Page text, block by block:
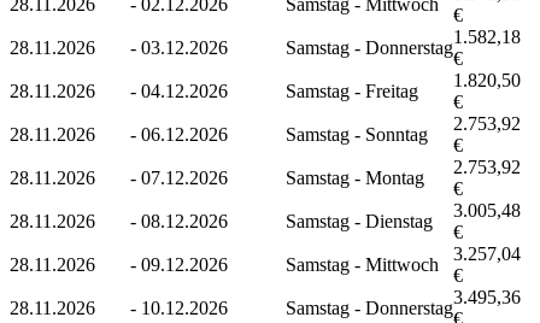
28.11.2026
- 02.12.2026 Samstag - Mittwoch
€
28.11.2026
- 03.12.2026 Samstag - Donnerstag
1.582,18
€
28.11.2026
- 04.12.2026 Samstag - Freitag
1.820,50
€
28.11.2026
- 06.12.2026 Samstag - Sonntag
2.753,92
€
28.11.2026
- 07.12.2026 Samstag - Montag
2.753,92
€
28.11.2026
- 08.12.2026 Samstag - Dienstag
3.005,48
€
28.11.2026
- 09.12.2026 Samstag - Mittwoch
3.257,04
€
28.11.2026
- 10.12.2026 Samstag - Donnerstag
3.495,36